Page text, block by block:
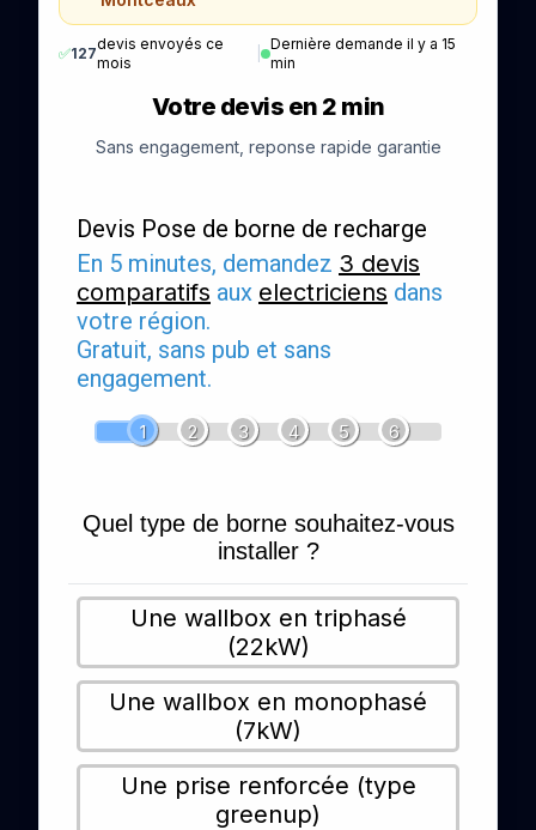
✅127
devis envoyés ce
mois
Dernière demande il y a 15
min
Votre devis en 2 min
Sans engagement, reponse rapide garantie
Devis Pose de borne de recharge
En 5 minutes, demandez 3 devis
comparatifs aux electriciens dans
votre région.
Gratuit, sans pub et sans
engagement.
1 2 3 4 5 6
Quel type de borne souhaitez-vous
installer ?
Une wallbox en triphasé
(22kW)
Une wallbox en monophasé
(7kW)
Une prise renforcée (type
greenup)